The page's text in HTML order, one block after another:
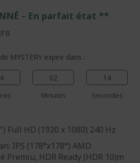
- En parfait état **
MYSTERY expire dans :
02
Minutes
13
Secondes
Full HD (1920 x 1080) 240 Hz
IPS (178°x178°) AMD
Premiu, HDR Ready (HDR 10)m